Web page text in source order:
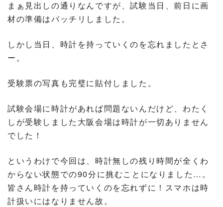
まぁ見出しの通りなんですが、試験当日、前日に画
材の準備はバッチリしました。
しかし当日、時計を持っていくのを忘れましたとさ
ー。
受験票の写真も完璧に貼付しました。
試験会場に時計があれば問題ないんだけど、わたく
しが受験しました大阪会場は時計が一切ありません
でした！
というわけで今回は、時計無しの残り時間が全くわ
からない状態での90分に挑むことになりました…。
皆さん時計を持っていくのを忘れずに！スマホは時
計扱いにはなりません故。